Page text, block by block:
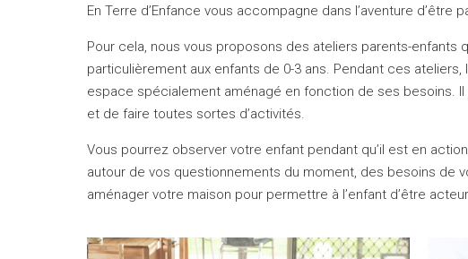
En Terre d’Enfance vous accompagne dans l’aventure d’être
Pour cela, nous vous proposons des ateliers parents-enfants
particulièrement aux enfants de 0-3 ans. Pendant ces ateliers,
espace spécialement aménagé en fonction de ses besoins. Il
et de faire toutes sortes d’activités.
Vous pourrez observer votre enfant pendant qu’il est en
autour de vos questionnements du moment, des besoins de
aménager votre maison pour permettre à l’enfant d’être